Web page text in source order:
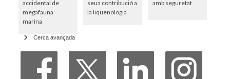
accidental de
megafauna
marina
seua contribució a
la liquenologia
amb seguretat
Cerca avançada